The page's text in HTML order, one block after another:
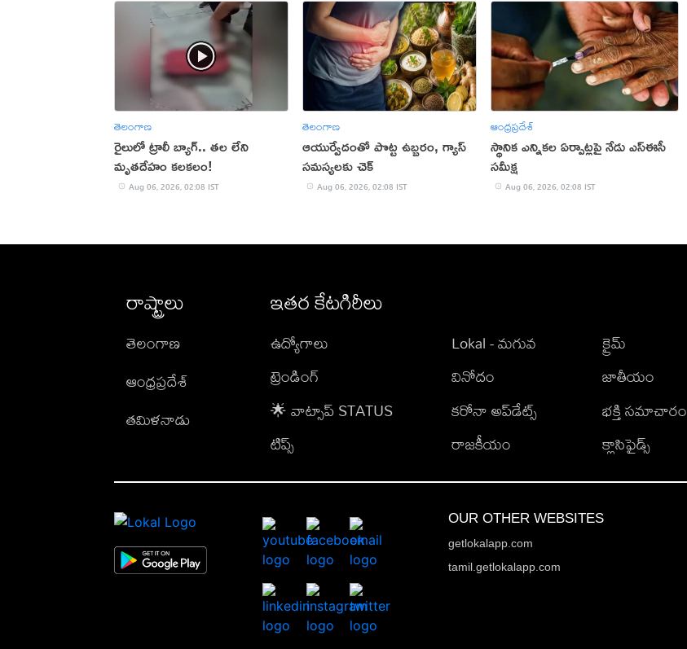
తెలంగాణ
రైలులో ట్రాలీ బ్యాగ్.. తల లేని
మృతదేహం కలకలం!
Aug 06, 2026, 02:08 IST
తెలంగాణ
ఆయుర్వేదంతో పొట్ట ఉబ్బరం, గ్యాస్
సమస్యలకు చెక్
Aug 06, 2026, 02:08 IST
ఆంధ్రప్రదేశ్
స్థానిక ఎన్నికల ఏర్పాట్లపై నేడు ఎస్ఈసీ
సమీక్ష
Aug 06, 2026, 02:08 IST
రాష్ట్రాలు
తెలంగాణ
ఆంధ్రప్రదేశ్
తమిళనాడు
ఇతర కేటగిరీలు
ఉద్యోగాలు
ట్రెండింగ్
🌟 వాట్సాప్ STATUS
టిప్స్
Lokal - మగువ
వినోదం
కరోనా అప్‌డేట్స్
రాజకీయం
క్రైమ్
జాతీయం
భక్తి సమాచారం
క్లాసిఫైడ్స్
OUR OTHER WEBSITES
getlokalapp.com
tamil.getlokalapp.com